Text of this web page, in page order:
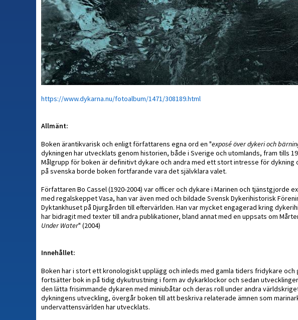
https://www.dykarna.nu/fotoalbum/1471/308189.html
Allmänt:
Boken ärantikvarisk och enligt författarens egna ord en "exposé över dykeri och
dykningen har utvecklats genom historien, både i Sverige och utomlands, fram tills
Målgrupp för boken är definitivt dykare och andra med ett stort intresse för
på svenska borde boken fortfarande vara det självklara valet.
Författaren Bo Cassel (1920-2004) var officer och dykare i Marinen och tjänstgjorde
med regalskeppet Vasa, han var även med och bildade Svensk Dykerihistorisk
Dyktankhuset på Djurgården till eftervärlden. Han var mycket engagerad kring
har bidragit med texter till andra publikationer, bland annat med en uppsats om
Under Water" (2004)
Innehållet:
Boken har i stort ett kronologiskt upplägg och inleds med gamla tiders fridykare
fortsätter bok in på tidig dykutrustning i form av dykarklockor och sedan
den lätta frisimmande dykaren med miniubåtar och deras roll under andra
dykningens utveckling, övergår boken till att beskriva relaterade ämnen som
undervattensvärlden har utvecklats.